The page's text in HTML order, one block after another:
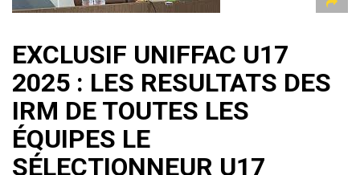
EXCLUSIF UNIFFAC U17
2025 : LES RESULTATS DES
IRM DE TOUTES LES
ÉQUIPES LE
SÉLECTIONNEUR U17